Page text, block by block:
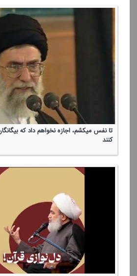
دعای كمیل از مدینه منوره
وَقَاتِلُوا فِی سَبِیلِ اللَّهِ وَاعْلَمُوا أَنَّ اللَّهَ سَمِیعٌ عَلِیمٌ
برای العفاسی كه طرف شیاطین ایستاد